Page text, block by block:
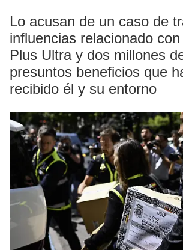
Lo acusan de un caso de
influencias relacionado
Plus Ultra y dos millones
presuntos beneficios que
recibido él y su entorno